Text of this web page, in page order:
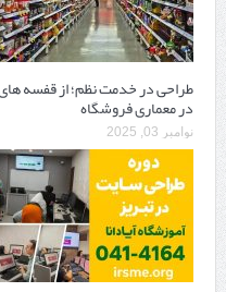
طراحی در خدمت نظم؛ از قفسه
در معماری فروشگاه
نوامبر 03, 2025